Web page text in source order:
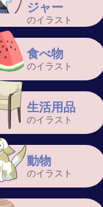
ジャー
のイラスト
食べ物
のイラスト
生活用品
のイラスト
動物
のイラスト